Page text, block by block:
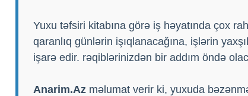
Yuxu təfsiri kitabına görə iş həyatında çox
qaranlıq günlərin işıqlanacağına, işlərin
işarə edir. rəqiblərinizdən bir addım öndə
Anarim.Az məlumat verir ki, yuxuda